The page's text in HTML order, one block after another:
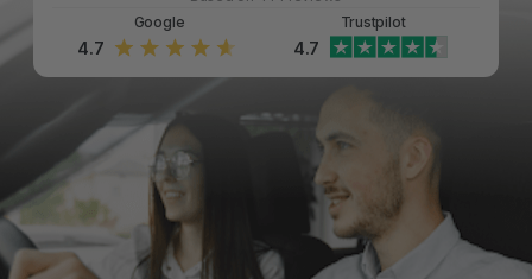
Google
4.7
Trustpilot
4.7